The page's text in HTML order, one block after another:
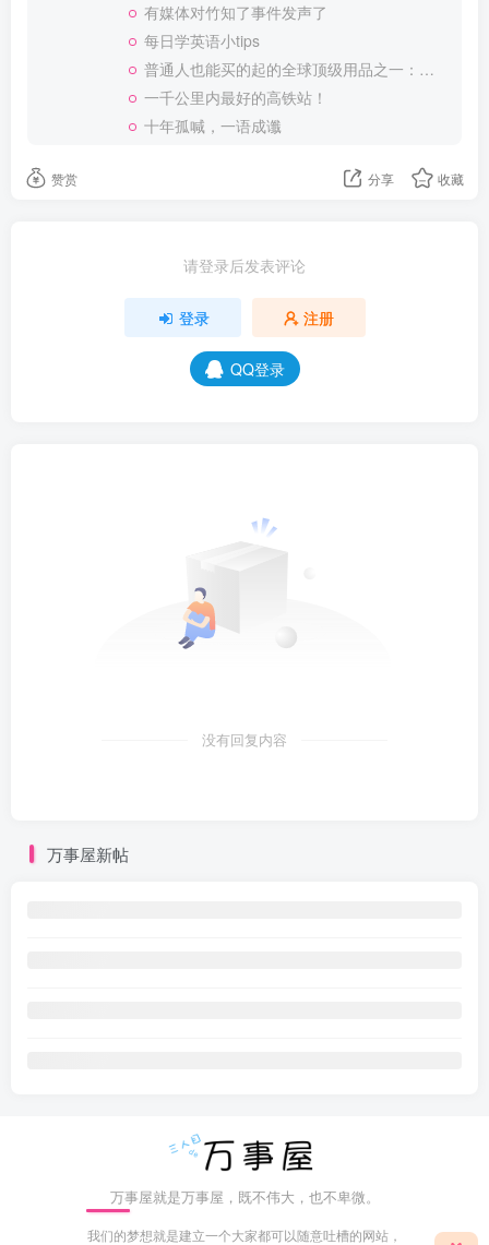
有媒体对竹知了事件发声了
每日学英语小tips
普通人也能买的起的全球顶级用品之一：WD-40润滑除锈剂！
一千公里内最好的高铁站！
十年孤喊，一语成谶
赞赏 分享 收藏
请登录后发表评论
登录 注册
QQ登录
没有回复内容
万事屋新帖
万事屋就是万事屋，既不伟大，也不卑微。
我们的梦想就是建立一个大家都可以随意吐槽的网站，